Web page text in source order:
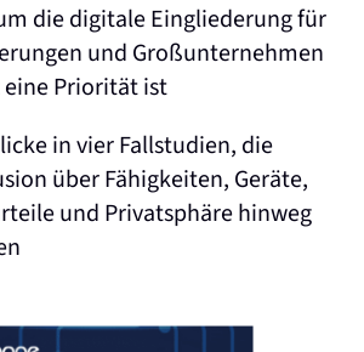
die digitale Eingliederung für
und Großunternehmen
Priorität ist
in vier Fallstudien, die
über Fähigkeiten, Geräte,
und Privatsphäre hinweg